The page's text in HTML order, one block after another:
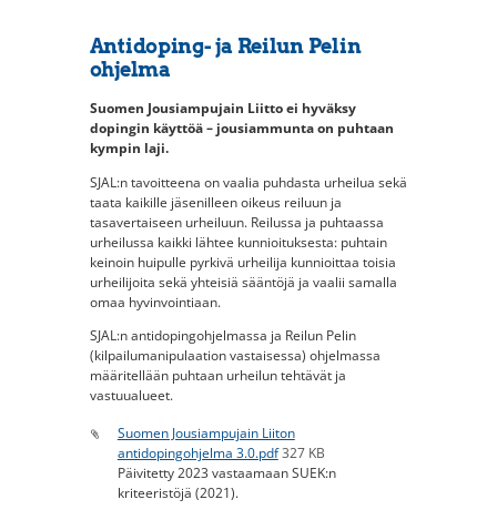
Antidoping- ja Reilun Pelin
ohjelma
Suomen Jousiampujain Liitto ei hyväksy
dopingin käyttöä – jousiammunta on puhtaan
kympin laji.
SJAL:n tavoitteena on vaalia puhdasta urheilua sekä
taata kaikille jäsenilleen oikeus reiluun ja
tasavertaiseen urheiluun. Reilussa ja puhtaassa
urheilussa kaikki lähtee kunnioituksesta: puhtain
keinoin huipulle pyrkivä urheilija kunnioittaa toisia
urheilijoita sekä yhteisiä sääntöjä ja vaalii samalla
omaa hyvinvointiaan.
SJAL:n antidopingohjelmassa ja Reilun Pelin
(kilpailumanipulaation vastaisessa) ohjelmassa
määritellään puhtaan urheilun tehtävät ja
vastuualueet.
Suomen Jousiampujain Liiton
antidopingohjelma 3.0.pdf 327 KB
Päivitetty 2023 vastaamaan SUEK:n
kriteeristöjä (2021).